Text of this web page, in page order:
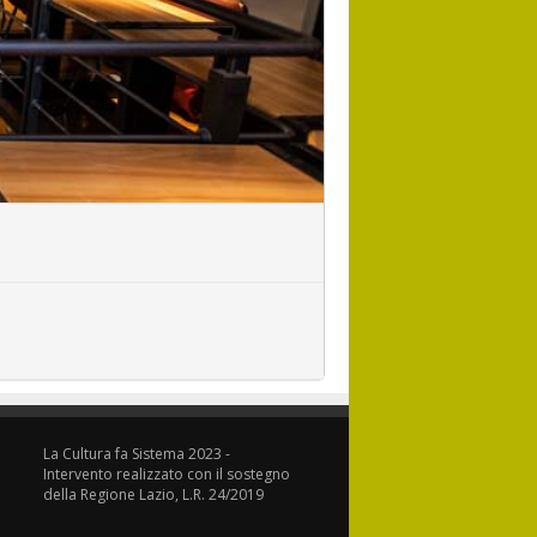
La Cultura fa Sistema 2023 -
Intervento realizzato con il sostegno
della Regione Lazio, L.R. 24/2019